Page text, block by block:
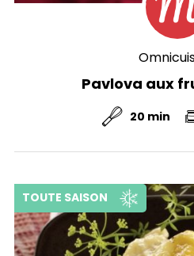
Pavlova aux
20 min
TOUTE SAISON